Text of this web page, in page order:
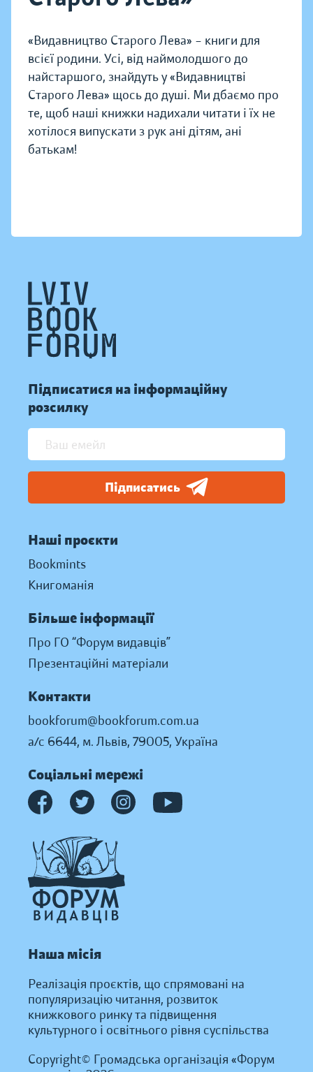
«Видавництво Старого Лева» – книги для
всієї родини. Усі, від наймолодшого до
найстаршого, знайдуть у «Видавництві
Старого Лева» щось до душі. Ми дбаємо про
те, щоб наші книжки надихали читати і їх не
хотілося випускати з рук ані дітям, ані
батькам!
Підписатися на інформаційну
розсилку
Підписатись
Наші проєкти
Bookmints
Книгоманія
Більше інформації
Про ГО “Форум видавців”
Презентаційні матеріали
Контакти
bookforum@bookforum.com.ua
а/с 6644, м. Львів, 79005, Україна
Соціальні мережі
Наша місія
Реалізація проєктів, що спрямовані на
популяризацію читання, розвиток
книжкового ринку та підвищення
культурного і освітнього рівня суспільства
Copyright© Громадська організація «Форум